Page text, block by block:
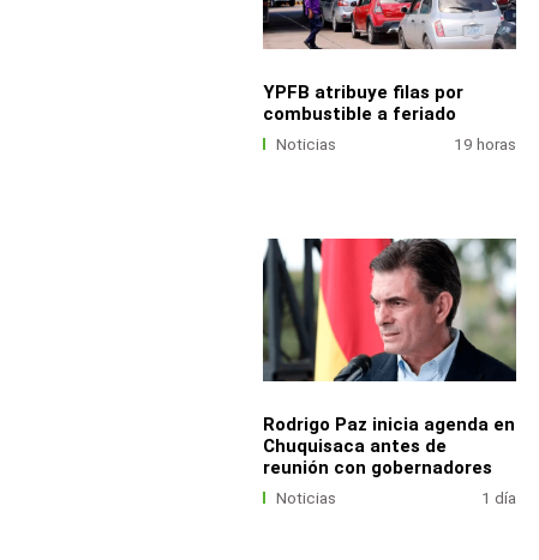
YPFB atribuye filas por
combustible a feriado
Noticias 19 horas
Rodrigo Paz inicia agenda en
Chuquisaca antes de
reunión con gobernadores
Noticias 1 día